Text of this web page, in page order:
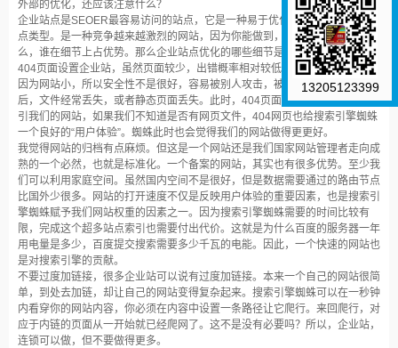
外部的优化，还应该注意什么？
企业站点是SEOER最容易访问的站点，它是一种易于优化、易获得收益的站
点类型。是一种竞争越来越激烈的网站，因为你能做到，别人也能做到。那
么，谁在细节上占优势。那么企业站点优化的哪些细节是我们容易忽视的呢？
404页面设置企业站，虽然页面较少，出错概率相对较低。但很多时候，都是
因为网站小，所以安全性不是很好，容易被别人攻击，被别人吊死。受到攻击
后，文件经常丢失，或者静态页面丢失。此时，404页面功能出现。当蜘蛛索
引我们的网站，如果我们不知道是否有网页文件，404网页也给搜索引擎蜘蛛
一个良好的“用户体验”。蜘蛛此时也会觉得我们的网站做得更更好。
我觉得网站的归档有点麻烦。但这是一个网站还是我们国家网站管理者走向成
熟的一个必然，也就是标准化。一个备案的网站，其实也有很多优势。至少我
们可以利用家庭空间。虽然国内空间不是很好，但是数据需要通过的路由节点
比国外少很多。网站的打开速度不仅是反映用户体验的重要因素，也是搜索引
擎蜘蛛赋予我们网站权重的因素之一。因为搜索引擎蜘蛛需要的时间比较有
限，完成这个超多站点索引也需要付出代价。这就是为什么百度的服务器一年
用电量是多少，百度提交搜索需要多少千瓦的电能。因此，一个快速的网站也
是对搜索引擎的贡献。
不要过度加链接，很多企业站可以说有过度加链接。本来一个自己的网站很简
单，到处去加链，却让自己的网站变得复杂起来。搜索引擎蜘蛛可以在一秒钟
内看穿你的网站内容，你必须在内容中设置一条路径让它爬行。来回爬行，对
应于内链的页面从一开始就已经爬网了。这不是没有必要吗？所以，企业站，
连锁可以做，但不要做得更多。
13205123399